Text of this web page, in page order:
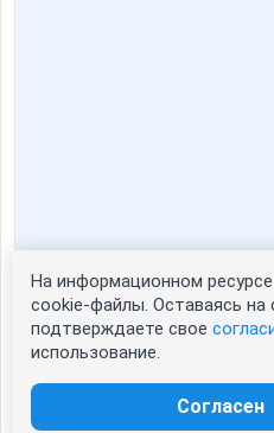
Статистика портрета:
сейчас просматривают портрет - 0
зарегистрированные пользователи
На информационном
cookie-файлы. Оставаясь на
подтверждаете свое
использование.
Согласен